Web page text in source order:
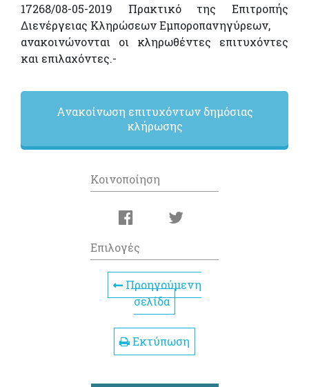
17268/08-05-2019 Πρακτικό της Επιτροπής
Διενέργειας Κληρώσεων Εμποροπανηγύρεων,
ανακοινώνονται οι κληρωθέντες επιτυχόντες
και επιλαχόντες.-
Ανακοίνωση επιτυχόντων δημόσιας
κλήρωσης
Κοινοποίηση
Επιλογές
Προηγούμενη
σελίδα
Εκτύπωση